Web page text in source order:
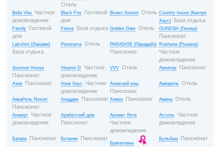
Отель
Bella Vita
Частное
домовладение
Black Fox
Гостевой
дом
Brown Sunset Отель Country house (Кантри
Хаус)
База отдыха
Family
Гостевой
дом
Fiesta База отдыха Golden Gate Отель GUNESH (Гюнеш)
Пансионат
Lakshmi (Лакшми)
База отдыха
Panorama Отель PARADISE (Парадайз)
Пансионат
Rushana (Рушана)
Частное
домовладение
Summer House
Пансионат
Vitamin D
Частное
домовладение
VVV Отель Авиатор Пансионат
Азов Пансионат Азов Хаус
Частное
домовладение
Азовский кош
Пансионат
Акварель Отель
АкваРель Resort
Пансионат
Аладдин Пансионат Алмаз Пансионат Амина Отель
Анаюрт
Частное
домовладение
Арабатский дом
Пансионат
Аромат Лета
Частное
домовладение
Ассоль
Частное
домовладение
Багира Пансионат Ботаник Пансионат
Бригантина
Бульбаш Пансионат